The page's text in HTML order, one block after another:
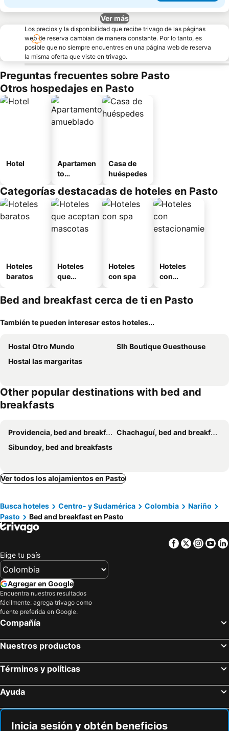
Ver más
Los precios y la disponibilidad que recibe trivago de las páginas
web de reserva cambian de manera constante. Por lo tanto, es
posible que no siempre encuentres en una página web de reserva
la misma oferta que viste en trivago.
Preguntas frecuentes sobre Pasto
Otros hospedajes en Pasto
Hotel
Apartamen
to
o
Casa de
huéspedes
Categorías destacadas de hoteles en Pasto
Hoteles
baratos
Hoteles
que
mascotas
Hoteles
con spa
Hoteles
con
miento
Bed and breakfast cerca de ti en Pasto
También te pueden interesar estos hoteles...
Hostal Otro Mundo
Slh Boutique Guesthouse
Hostal las margaritas
Other popular destinations with bed and
breakfasts
Providencia, bed and breakfasts
Chachaguí, bed and breakfasts
Sibundoy, bed and breakfasts
Ver todos los alojamientos en Pasto
Busca hoteles Centro- y Sudamérica Colombia
Nariño
Pasto
Bed and breakfast en Pasto
Facebook
Twitter
Elige tu país
Agregar en Google
Encuentra nuestros resultados
fácilmente: agrega trivago como
fuente preferida en Google.
Compañía
Nuestros productos
Términos y políticas
Ayuda
Inicia sesión y obtén beneficios